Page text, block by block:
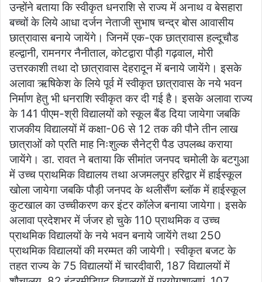
उन्होंने बताया कि स्वीकृत धनराशि से राज्य में अनाथ व बेसहारा
बच्चों के लिये आधा दर्जन नेताजी सुभाष चन्द्र बोस आवासीय
छात्रावास बनाये जायेंगे। जिनमें एक-एक छात्रावास हल्दूचौड
हल्द्वानी, रामनगर नैनीताल, कोटद्वारा पौड़ी गढ़वाल, मोरी
उत्तरकाशी तथा दो छात्रावास देहरादून में बनाये जायेंगे। इसके
अलावा ऋषिकेश के लिये पूर्व में स्वीकृत छात्रावास के नये भवन
निर्माण हेतु भी धनराशि स्वीकृत कर दी गई है। इसके अलावा राज्य
के 141 पीएम-श्री विद्यालयों को स्कूल बैंड दिया जायेगा जबकि
राजकीय विद्यालयों में कक्षा-06 से 12 तक की पौने तीन लाख
छात्राओं को प्रति माह निःशुल्क सैनेट्री पैड उपलब्ध कराया
जायेंगे। डा. रावत ने बताया कि सीमांत जनपद चमोली के बटगुआ
में उच्च प्राथमिक विद्यालय तथा अजमलपुर हरिद्वार में हाईस्कूल
खोला जायेगा जबकि पौड़ी जनपद के थलीसैंण ब्लॉक में हाईस्कूल
कुटखाल का उच्चीकरण कर इंटर कॉलेज बनाया जायेगा। इसके
अलावा प्रदेशभर में र्जजर हो चुके 110 प्राथमिक व उच्च
प्राथमिक विद्यालयों के नये भवन बनाये जायेंगे तथा 250
प्राथमिक विद्यालयों की मरम्मत की जायेगी। स्वीकृत बजट के
तहत राज्य के 75 विद्यालयों में चारदीवारी, 187 विद्यालयों में